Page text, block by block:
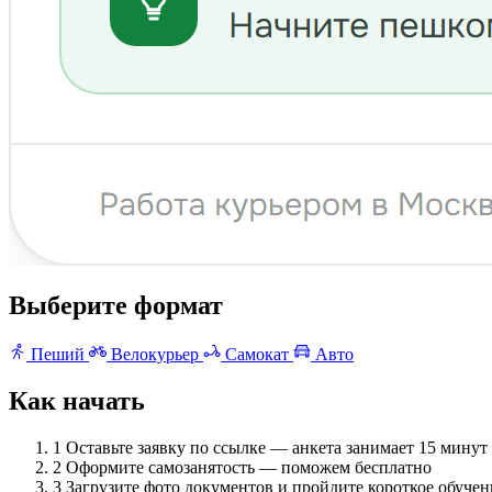
Выберите формат
Пеший Велокурьер Самокат Авто
Как начать
1 Оставьте заявку по ссылке — анкета занимает 15 минут
2 Оформите самозанятость — поможем бесплатно
3 Загрузите фото документов и пройдите короткое